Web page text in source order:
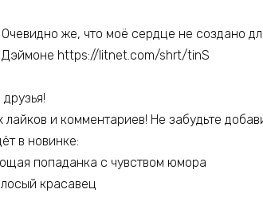
же, что моё сердце не создано
Дэймоне https://litnet.com/shrt/tinS
и комментариев! Не забудьте
в новинке:
попаданка с чувством юмора
красавец